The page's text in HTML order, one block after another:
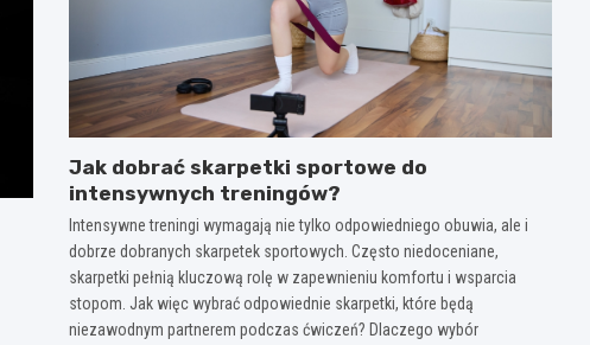
Jak dobrać skarpetki sportowe do
intensywnych treningów?
Intensywne treningi wymagają nie tylko odpowiedniego obuwia, ale i
dobrze dobranych skarpetek sportowych. Często niedoceniane,
skarpetki pełnią kluczową rolę w zapewnieniu komfortu i wsparcia
stopom. Jak więc wybrać odpowiednie skarpetki, które będą
niezawodnym partnerem podczas ćwiczeń? Dlaczego wybór